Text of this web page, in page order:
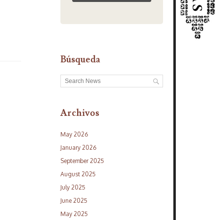
Búsqueda
Archivos
May 2026
January 2026
September 2025
August 2025
July 2025
June 2025
May 2025